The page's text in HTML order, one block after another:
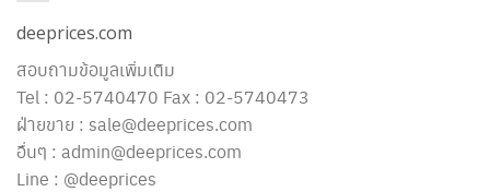
deeprices.com
สอบถามข้อมูลเพิ่มเติม
Tel : 02-5740470 Fax : 02-5740473
ฝ่ายขาย : sale@deeprices.com
อื่นๆ : admin@deeprices.com
Line : @deeprices